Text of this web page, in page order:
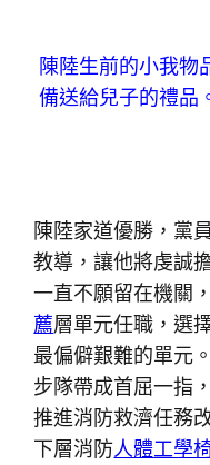
陳陸生前的小我物
備送給兒子的禮品
陳陸家道優勝，黨
教導，讓他將虔誠
一直不願留在機關
薦層單元任職，選
最偏僻艱難的單元
步隊帶成首屈一指
推進消防救濟任務
下層消防人體工學